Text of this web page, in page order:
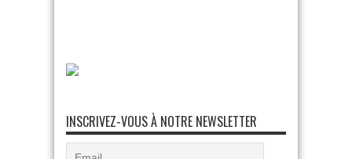
INSCRIVEZ-VOUS À NOTRE NEWSLETTER